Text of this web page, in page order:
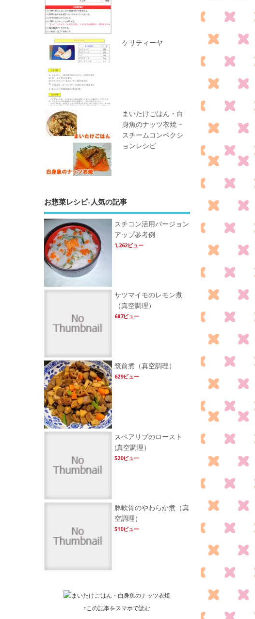
ケサティーヤ
まいたけごはん・白
身魚のナッツ衣焼 ~
スチームコンベクシ
ョンレシピ
お惣菜レシピ-人気の記事
スチコン活用バージョン
アップ参考例
1,262ビュー
サツマイモのレモン煮
（真空調理）
687ビュー
筑前煮（真空調理）
629ビュー
スペアリブのロースト
(真空調理）
520ビュー
豚軟骨のやわらか煮（真
空調理）
510ビュー
↑この記事をスマホで読む